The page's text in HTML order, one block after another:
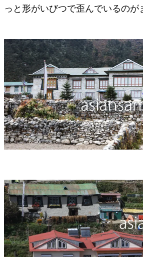
っと形がいびつで歪んでいるのが